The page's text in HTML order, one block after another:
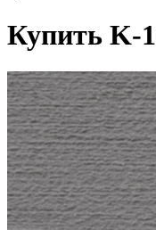
Купить K-